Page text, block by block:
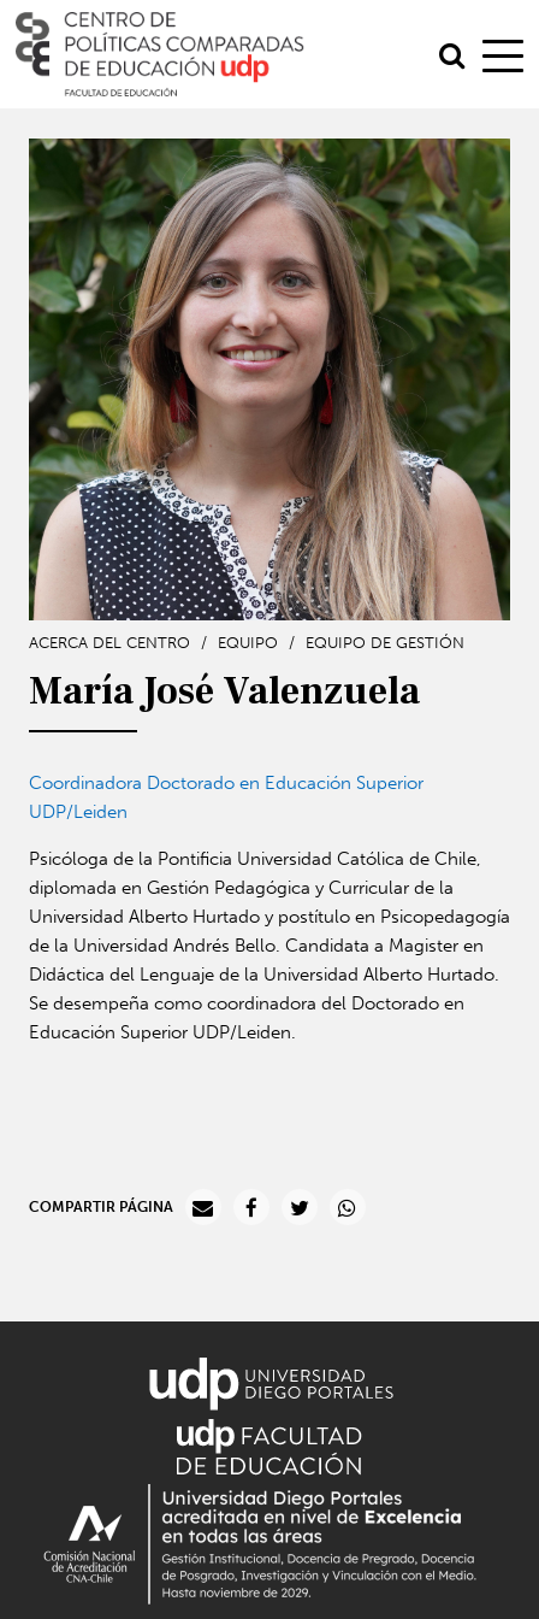
ACERCA DEL CENTRO / EQUIPO / EQUIPO DE GESTIÓN
María José Valenzuela
Coordinadora Doctorado en Educación Superior
UDP/Leiden
Psicóloga de la Pontificia Universidad Católica de Chile,
diplomada en Gestión Pedagógica y Curricular de la
Universidad Alberto Hurtado y postítulo en Psicopedagogía
de la Universidad Andrés Bello. Candidata a Magister en
Didáctica del Lenguaje de la Universidad Alberto Hurtado.
Se desempeña como coordinadora del Doctorado en
Educación Superior UDP/Leiden.
COMPARTIR PÁGINA